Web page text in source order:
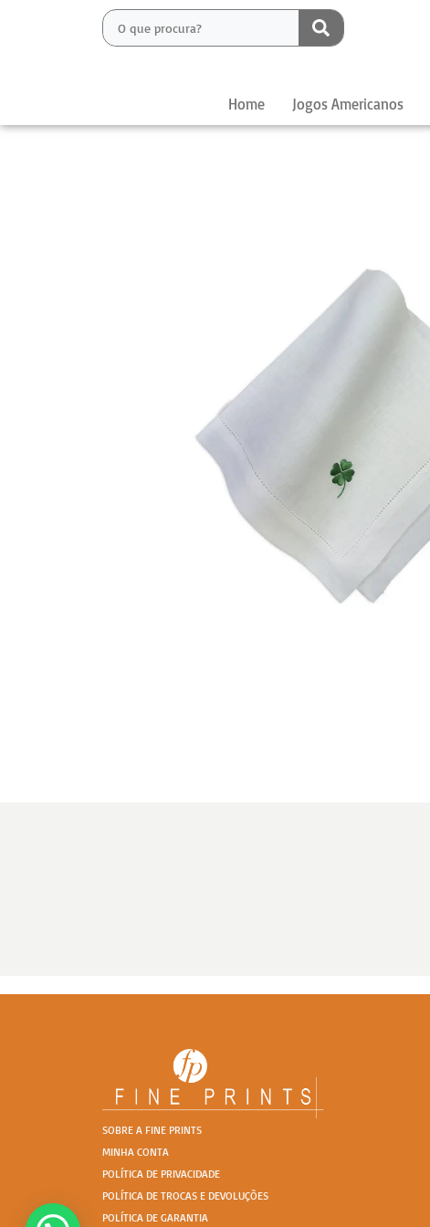
Home Jogos Americanos
SOBRE A FINE PRINTS
MINHA CONTA
POLÍTICA DE PRIVACIDADE
POLÍTICA DE TROCAS E DEVOLUÇÕES
POLÍTICA DE GARANTIA